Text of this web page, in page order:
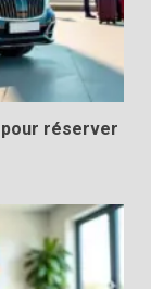
réserver